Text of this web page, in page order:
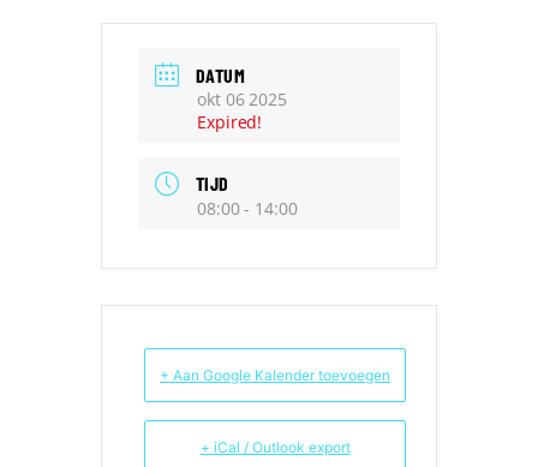
DATUM
okt 06 2025
Expired!
TIJD
08:00 - 14:00
+ Aan Google Kalender toevoegen
+ iCal / Outlook export